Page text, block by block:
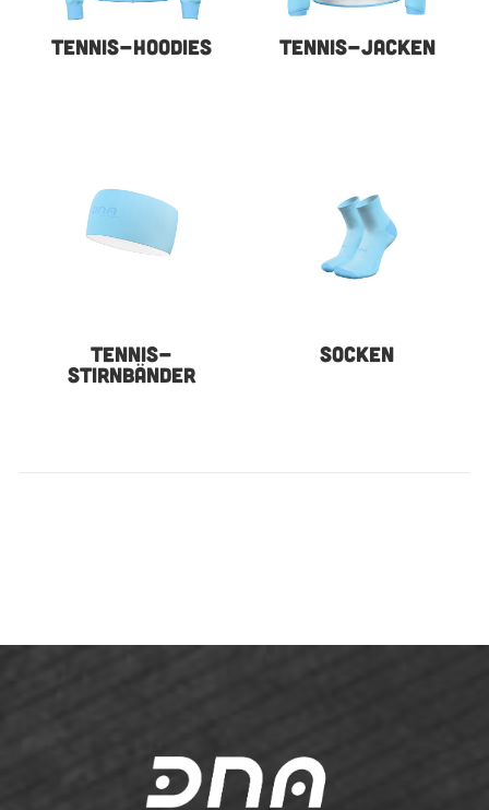
TENNIS-HOODIES TENNIS-JACKEN
TENNIS-
STIRNBÄNDER
SOCKEN